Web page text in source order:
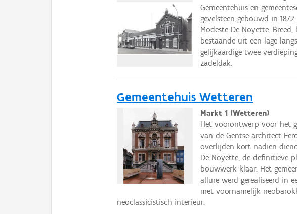
Gemeentehuis en
gevelsteen gebouwd in
Modeste De Noyette.
bestaande uit een lage
gelijkaardige twee
zadeldak.
Gemeentehuis Wetteren
Markt 1 (Wetteren)
Het voorontwerp voor het
van de Gentse architect
overlijden kort nadien
De Noyette, de definitieve
bouwwerk klaar. Het
allure werd gerealiseerd in
met voornamelijk
neoclassicistisch interieur.